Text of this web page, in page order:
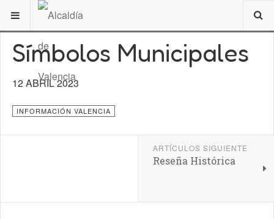
ESTÁ AQUÍ: DE INTERÉS
Símbolos Municipales
12 ABRIL 2023
INFORMACIÓN VALENCIA
ARTÍCULOS SIGUIENTE
Reseña Histórica